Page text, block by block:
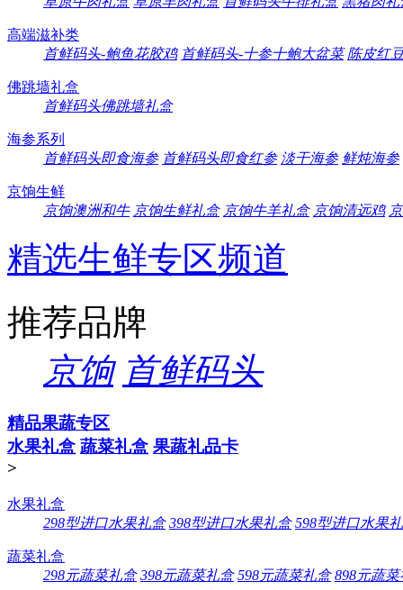
高端滋补类
首鲜码头-鲍鱼花胶鸡 首鲜码头-十参十鲍大盆菜 陈皮红
佛跳墙礼盒
首鲜码头佛跳墙礼盒
海参系列
首鲜码头即食海参 首鲜码头即食红参 淡干海参 鲜炖海参
京饷生鲜
京饷澳洲和牛 京饷生鲜礼盒 京饷牛羊礼盒 京饷清远鸡
精选生鲜专区频道
推荐品牌
京饷 首鲜码头
精品果蔬专区
水果礼盒 蔬菜礼盒 果蔬礼品卡
>
水果礼盒
298型进口水果礼盒 398型进口水果礼盒 598型进口水果
蔬菜礼盒
298元蔬菜礼盒 398元蔬菜礼盒 598元蔬菜礼盒 898元蔬菜